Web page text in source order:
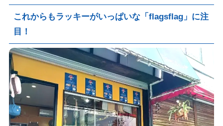
これからもラッキーがいっぱいな「flagsflag」に注
目！